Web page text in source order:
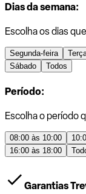
Dias da semana:
Escolha os dias
Segunda-feira
Sábado
Todos
Período:
Escolha o período
08:00 às 10:00
16:00 às 18:00
Garantias